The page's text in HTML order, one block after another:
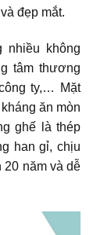
đẹp mắt.
nhiều không
tâm thương
ty,… Mặt
ăn mòn
ghế là thép
han gỉ, chịu
năm và dễ